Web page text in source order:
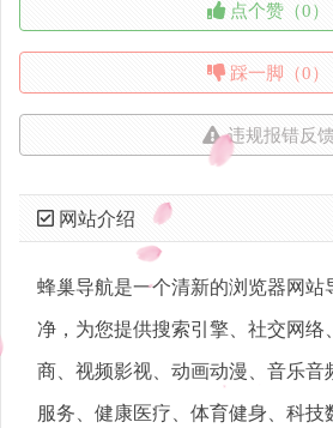
点个赞（0）
踩一脚（0）
违规报错反
网站介绍
蜂巢导航是一个清新的浏览器网站
净，为您提供搜索引擎、社交网络
商、视频影视、动画动漫、音乐音
服务、健康医疗、体育健身、科技